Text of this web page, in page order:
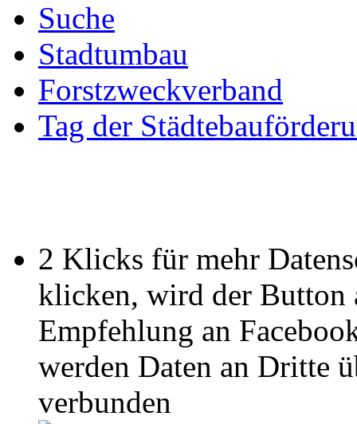
Suche
Stadtumbau
Forstzweckverband
Tag der
2 Klicks für mehr
klicken, wird der Button
Empfehlung an
werden Daten an Dritte
verbunden